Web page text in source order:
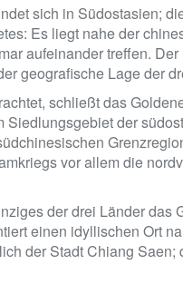
sich in Südostasien;
Es liegt nahe der
aufeinander treffen.
geografische Lage der
schließt das
Siedlungsgebiet der
vor allem die
der drei Länder
einen idyllischen Ort
der Stadt Chiang